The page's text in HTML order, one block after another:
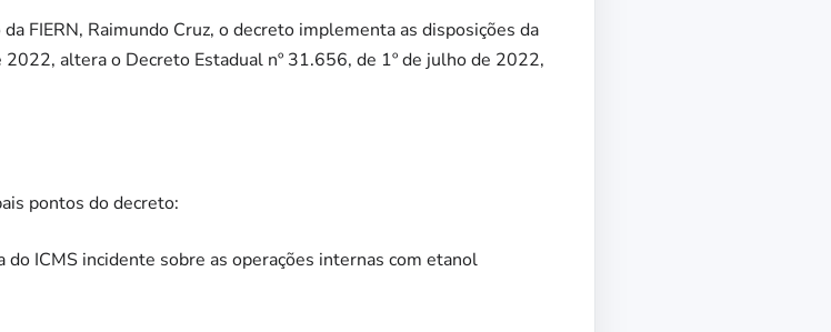
FIERN, Raimundo Cruz, o decreto implementa as disposições da
altera o Decreto Estadual nº 31.656, de 1º de julho de 2022,
pontos do decreto:
ICMS incidente sobre as operações internas com etanol